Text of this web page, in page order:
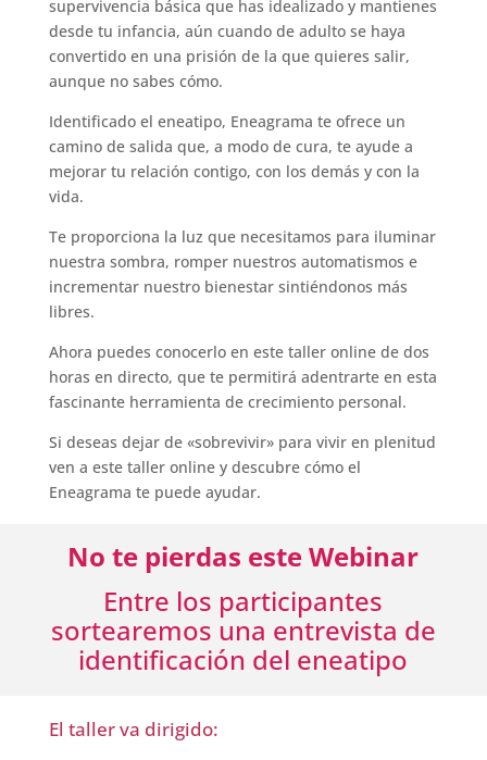
supervivencia básica que has idealizado y mantienes
desde tu infancia, aún cuando de adulto se haya
convertido en una prisión de la que quieres salir,
aunque no sabes cómo.
Identificado el eneatipo, Eneagrama te ofrece un
camino de salida que, a modo de cura, te ayude a
mejorar tu relación contigo, con los demás y con la
vida.
Te proporciona la luz que necesitamos para iluminar
nuestra sombra, romper nuestros automatismos e
incrementar nuestro bienestar sintiéndonos más
libres.
Ahora puedes conocerlo en este taller online de dos
horas en directo, que te permitirá adentrarte en esta
fascinante herramienta de crecimiento personal.
Si deseas dejar de «sobrevivir» para vivir en plenitud
ven a este taller online y descubre cómo el
Eneagrama te puede ayudar.
No te pierdas este Webinar
Entre los participantes
sortearemos una entrevista de
identificación del eneatipo
El taller va dirigido: